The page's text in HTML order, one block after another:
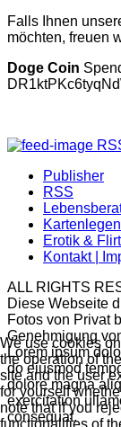
Falls Ihnen
möchten, freuen
Doge Coin
Publisher
RSS
Erotik &
Kontakt |
ALL RIGHTS
Diese Webseite
Fotos von Privat
Genehmigung
Lorem ipsum
do eiusmod
dolore magna
exercitation
consequat.
We use cookies
the operation of
site and the user
for yourself
note that if you
functionalities of